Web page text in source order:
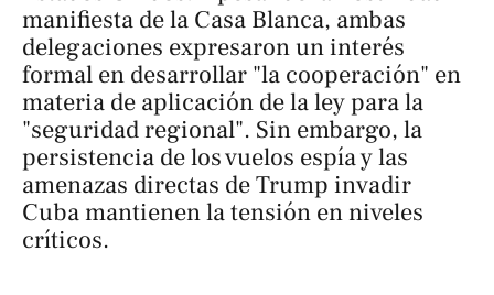
manifiesta de la Casa Blanca, ambas
delegaciones expresaron un interés
formal en desarrollar "la cooperación" en
materia de aplicación de la ley para la
"seguridad regional". Sin embargo, la
persistencia de los vuelos espía y las
amenazas directas de Trump invadir
Cuba mantienen la tensión en niveles
críticos.